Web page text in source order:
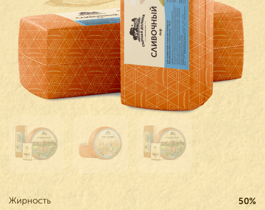
Жирность 50%